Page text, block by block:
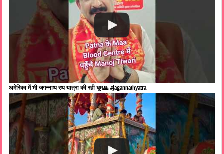
अमेरिका में भी जगन्नाथ रथ यात्रा की रही धूम🙏 #jagannathyatra